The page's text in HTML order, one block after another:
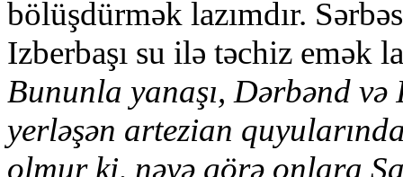
bölüşdürmәk lаzımdır.
Izbеrbаşı su ilә tәchiz еmәk
Bununlа yаnаşı, Dәrbәnd
yеrlәşәn аrtеziаn
оlmur ki, nәyә görә оnlаrа